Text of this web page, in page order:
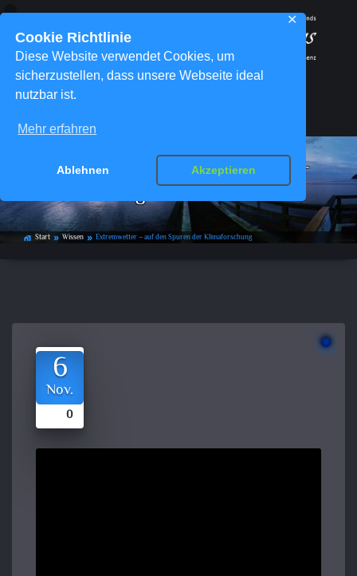
Cookie Richtlinie
Diese Website verwendet Cookies, um
sicherzustellen, dass unsere Webseite ideal
nutzbar ist.
Mehr erfahren
Ablehnen Akzeptieren
✕
Extremwetter – auf den Spuren der
Klimaforschung
home_work Start double_arrow Wissen double_arrow Extremwetter – auf den Spuren der Klimaforschung
6
Nov.
0